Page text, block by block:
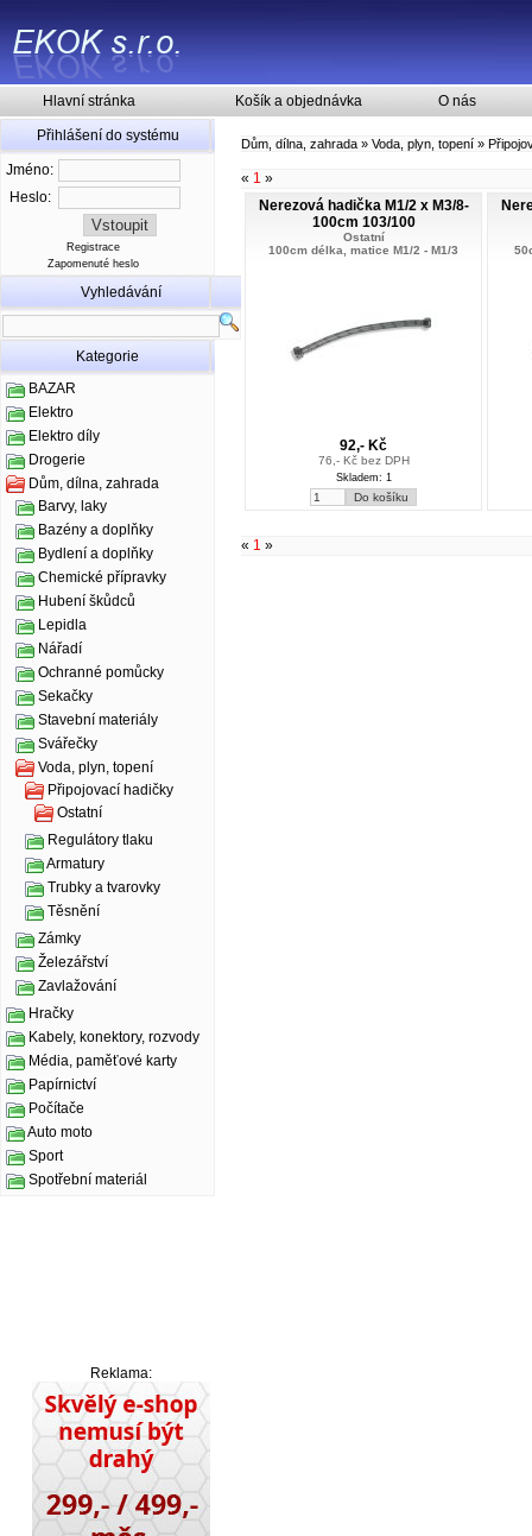
Hlavní stránka Košík a objednávka O nás
Přihlášení do systému
Jméno:
Heslo:
Registrace
Zapomenuté heslo
Vyhledávání
Kategorie
BAZAR
Elektro
Elektro díly
Drogerie
Dům, dílna, zahrada
Barvy, laky
Bazény a doplňky
Bydlení a doplňky
Chemické přípravky
Hubení škůdců
Lepidla
Nářadí
Ochranné pomůcky
Sekačky
Stavební materiály
Svářečky
Voda, plyn, topení
Připojovací hadičky
Ostatní
Regulátory tlaku
Armatury
Trubky a tvarovky
Těsnění
Zámky
Železářství
Zavlažování
Hračky
Kabely, konektory, rozvody
Média, paměťové karty
Papírnictví
Počítače
Auto moto
Sport
Spotřební materiál
Reklama:
Dům, dílna, zahrada » Voda, plyn, topení »
« 1 »
Nerezová hadička M1/2 x M3/8-
100cm 103/100
Ostatní
100cm délka, matice M1/2 - M1/3
92,- Kč
76,- Kč bez DPH
Skladem: 1
« 1 »